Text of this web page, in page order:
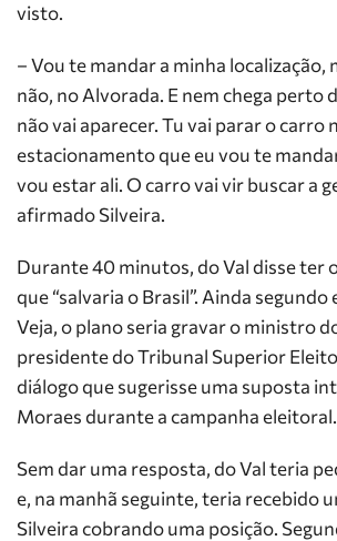
visto.
– Vou te mandar a minha localização,
não, no Alvorada. E nem chega perto
não vai aparecer. Tu vai parar o carro
estacionamento que eu vou te
vou estar ali. O carro vai vir buscar a
afirmado Silveira.
Durante 40 minutos, do Val disse ter
que “salvaria o Brasil”. Ainda segundo
Veja, o plano seria gravar o ministro
presidente do Tribunal Superior
diálogo que sugerisse uma suposta
Moraes durante a campanha eleitoral.
Sem dar uma resposta, do Val teria
e, na manhã seguinte, teria recebido
Silveira cobrando uma posição.